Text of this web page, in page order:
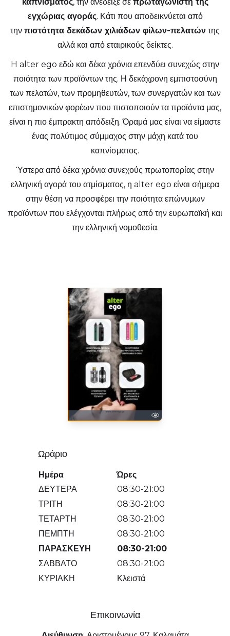
εγχώριας αγοράς. Κάτι που αποδεικνύεται από
την πιστότητα δεκάδων χιλιάδων φίλων-πελατών της
αλλά και από εταιρικούς δείκτες.
H alter ego εδώ και δέκα χρόνια επενδύει συνεχώς στην
ποιότητα των προϊόντων της. Η δεκάχρονη εμπιστοσύνη
των πελατών, των προμηθευτών, των συνεργατών και των
επιστημονικών φορέων που πιστοποιούν τα προϊόντα μας,
είναι η πιο έμπρακτη απόδειξη. Όραμά μας είναι να είμαστε
ένας πολύτιμος σύμμαχος στην μάχη κατά του
καπνίσματος.
Ύστερα από δέκα χρόνια συνεχούς πρωτοπορίας στην
ελληνική αγορά του ατμίσματος, η alter ego είναι σήμερα
στην θέση να προσφέρει την ποιότητα επώνυμων
προϊόντων που ελέγχονται πλήρως από την ευρωπαϊκή και
την ελληνική νομοθεσία.
Ωράριο
Ημέρα
Ώρες
ΔΕΥΤΕΡΑ
08:30-21:00
ΤΡΙΤΗ
08:30-21:00
ΤΕΤΑΡΤΗ
08:30-21:00
ΠΕΜΠΤΗ
08:30-21:00
ΠΑΡΑΣΚΕΥΗ
08:30-21:00
ΣΑΒΒΑΤΟ
08:30-21:00
ΚΥΡΙΑΚΗ
Κλειστά
Επικοινωνία